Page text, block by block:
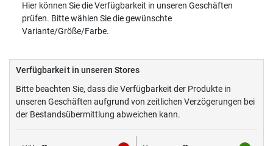
Hier können Sie die Verfügbarkeit in unseren Geschäften
prüfen. Bitte wählen Sie die gewünschte
Variante/Größe/Farbe.
Verfügbarkeit in unseren Stores
Bitte beachten Sie, dass die Verfügbarkeit der Produkte in
unseren Geschäften aufgrund von zeitlichen Verzögerungen bei
der Bestandsübermittlung abweichen kann.